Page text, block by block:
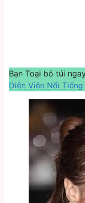
Bạn Toại bỏ túi
Diễn Viên Nổi Tiếng